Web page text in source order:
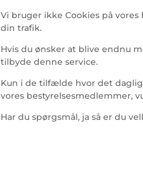
Vi bruger ikke Cookies på
din trafik.
Hvis du ønsker at blive endnu
tilbyde denne service.
Kun i de tilfælde hvor det
vores bestyrelsesmedlemmer,
Har du spørgsmål, ja så er du